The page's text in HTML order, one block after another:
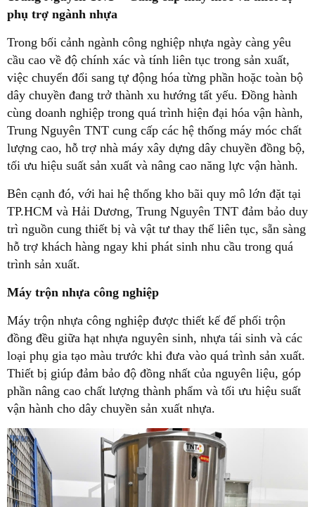
phụ trợ ngành nhựa
Trong bối cảnh ngành công nghiệp nhựa ngày càng yêu
cầu cao về độ chính xác và tính liên tục trong sản xuất,
việc chuyển đổi sang tự động hóa từng phần hoặc toàn bộ
dây chuyền đang trở thành xu hướng tất yếu. Đồng hành
cùng doanh nghiệp trong quá trình hiện đại hóa vận hành,
Trung Nguyên TNT cung cấp các hệ thống máy móc chất
lượng cao, hỗ trợ nhà máy xây dựng dây chuyền đồng bộ,
tối ưu hiệu suất sản xuất và nâng cao năng lực vận hành.
Bên cạnh đó, với hai hệ thống kho bãi quy mô lớn đặt tại
TP.HCM và Hải Dương, Trung Nguyên TNT đảm bảo duy
trì nguồn cung thiết bị và vật tư thay thế liên tục, sẵn sàng
hỗ trợ khách hàng ngay khi phát sinh nhu cầu trong quá
trình sản xuất.
Máy trộn nhựa công nghiệp
Máy trộn nhựa công nghiệp được thiết kế để phối trộn
đồng đều giữa hạt nhựa nguyên sinh, nhựa tái sinh và các
loại phụ gia tạo màu trước khi đưa vào quá trình sản xuất.
Thiết bị giúp đảm bảo độ đồng nhất của nguyên liệu, góp
phần nâng cao chất lượng thành phẩm và tối ưu hiệu suất
vận hành cho dây chuyền sản xuất nhựa.